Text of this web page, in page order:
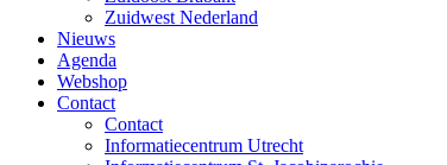
Zuidwest Nederland
Nieuws
Agenda
Webshop
Contact
Contact
Informatiecentrum Utrecht